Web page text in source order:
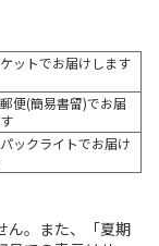
ットでお届けします
便(簡易書留)でお届
ックライトでお届け
ん。また、「夏期